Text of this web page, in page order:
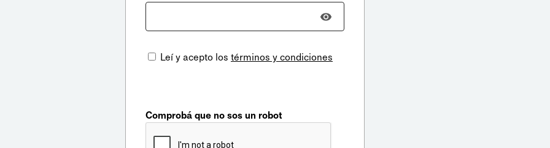
Leí y acepto los términos y condiciones
Comprobá que no sos un robot